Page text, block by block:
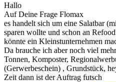
Hallo
Auf Deine Frage Flomax
es handelt sich um eine Salatbar
sparen wollte und schon an
könnte ein Kleinstunternehmen
Da brauche ich aber noch viel
Tonnen, Komposter,
(Gerwerbeschein) , Grundstück,
Zeit dann ist der Auftrag futsch